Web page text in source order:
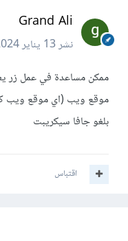
Grand Ali
نشر13 يناير 2024
ممكن مساعدة في عمل زر
موقع ويب (اي موقع ويب
بلغو جافا سيكريبت
اقتباس